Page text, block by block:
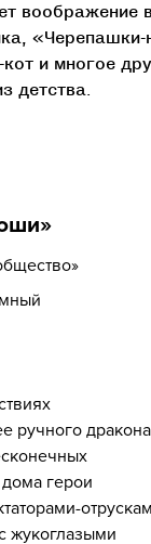
воображение
«Черепашки-
и многое
детства.
ручного
герои
жукоглазыми